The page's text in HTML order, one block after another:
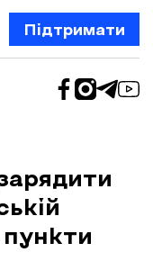
Підтримати